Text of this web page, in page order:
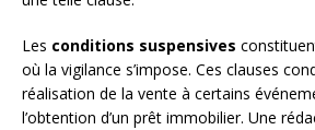
Les conditions suspensives
où la vigilance s’impose. Ces clauses
réalisation de la vente à certains
l’obtention d’un prêt immobilier. Une